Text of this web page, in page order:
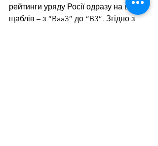
рейтинги уряду Росії одразу на шість
щаблів – з “Baa3” до “B3”. Згідно з